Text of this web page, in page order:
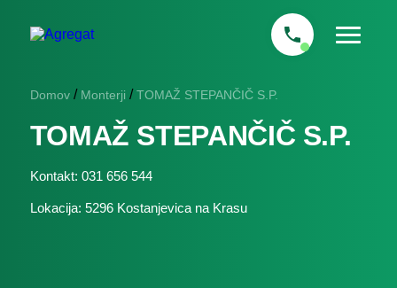
Domov / Monterji /TOMAŽ STEPANČIČ S.P.
TOMAŽ STEPANČIČ S.P.
Kontakt: 031 656 544
Lokacija: 5296 Kostanjevica na Krasu